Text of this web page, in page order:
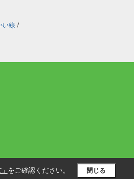
い線 /
をご確認ください。 閉じる